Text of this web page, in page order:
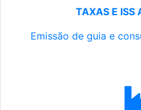
TAXAS E ISS
Emissão de guia e